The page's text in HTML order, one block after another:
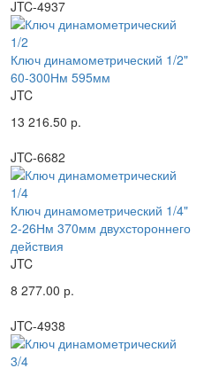
JTC-4937
Ключ динамометрический 1/2"
60-300Нм 595мм
JTC
13 216.50 р.
JTC-6682
Ключ динамометрический 1/4"
2-26Нм 370мм двухстороннего
действия
JTC
8 277.00 р.
JTC-4938